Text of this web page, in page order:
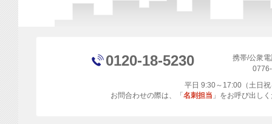
0120-18-5230
携帯/公衆
平日 9:30～17:00（土日
お問合わせの際は、「名刺担当 」をお呼び出し